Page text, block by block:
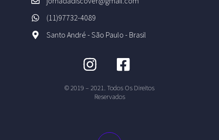
(11)97732-4089
Santo André - São Paulo - Brasil
© 2019 – 2021. Todos Os Direitos
Reservados